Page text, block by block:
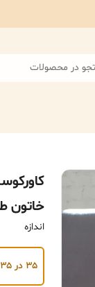
در محصولات
خاتون
اندازه
۳۵ در ۳۵